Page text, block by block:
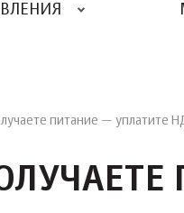
питание — уплатите